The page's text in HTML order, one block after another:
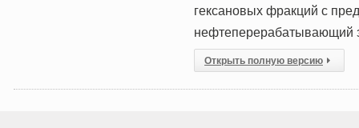
гексановых фракций с
нефтеперерабатывающий
Открыть полную версию